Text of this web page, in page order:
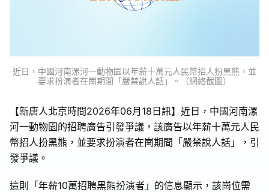
近日，中國河南漯河一動物園以年薪十萬元人民幣招人扮黑熊，並
要求扮演者在崗期間「嚴禁說人話」。（網絡截圖）
【新唐人北京時間2026年06月18日訊】近日，中國河南漯
河一動物園的招聘廣告引發爭議，該廣告以年薪十萬元人民
幣招人扮黑熊，並要求扮演者在崗期間「嚴禁說人話」，引
發爭議。
這則「年薪10萬招聘黑熊扮演者」的信息顯示，該崗位需